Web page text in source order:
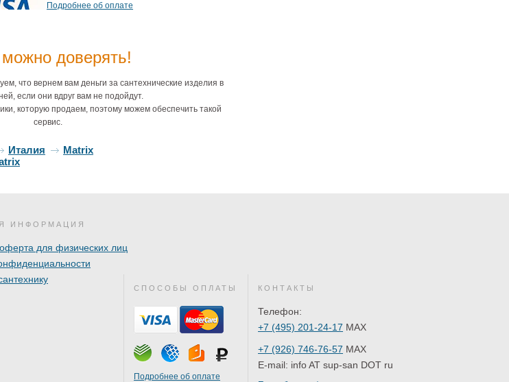
Подробнее об оплате
доверять!
что вернем вам деньги за сантехнические изделия в
если они вдруг вам не подойдут.
которую продаем, поэтому можем обеспечить такой
сервис.
Италия
Matrix
ИНФОРМАЦИЯ
для физических лиц
СПОСОБЫ ОПЛАТЫ
Подробнее об оплате
КОНТАКТЫ
Телефон:
+7 (495) 201-24-17 MAX
+7 (926) 746-76-57 MAX
E-mail: info AT sup-san DOT ru